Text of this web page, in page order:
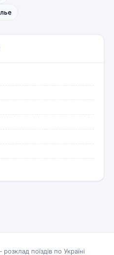
поїздів по Україні